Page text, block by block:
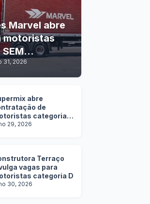
Marvel abre
motoristas
31, 2026
abre
de
categoria
e E
29, 2026
Terraço
vagas para
categoria D
30, 2026